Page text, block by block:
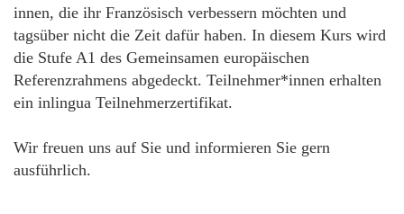
innen, die ihr Französisch verbessern möchten und
tagsüber nicht die Zeit dafür haben. In diesem Kurs wird
die Stufe A1 des Gemeinsamen europäischen
Referenzrahmens abgedeckt. Teilnehmer*innen erhalten
ein inlingua Teilnehmerzertifikat.
Wir freuen uns auf Sie und informieren Sie gern
ausführlich.